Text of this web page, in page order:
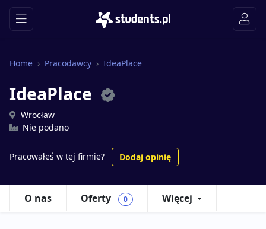
Home Pracodawcy IdeaPlace
IdeaPlace
Wrocław
Nie podano
Pracowałeś w tej firmie? Dodaj opinię
O nas Oferty 0 Więcej